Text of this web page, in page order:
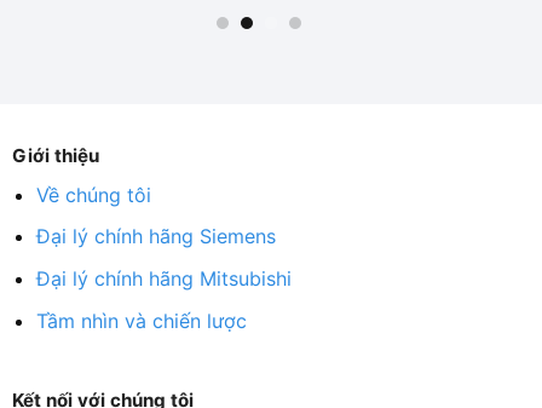
Giới thiệu
Về chúng tôi
Đại lý chính hãng Siemens
Đại lý chính hãng Mitsubishi
Tầm nhìn và chiến lược
Kết nối với chúng tôi